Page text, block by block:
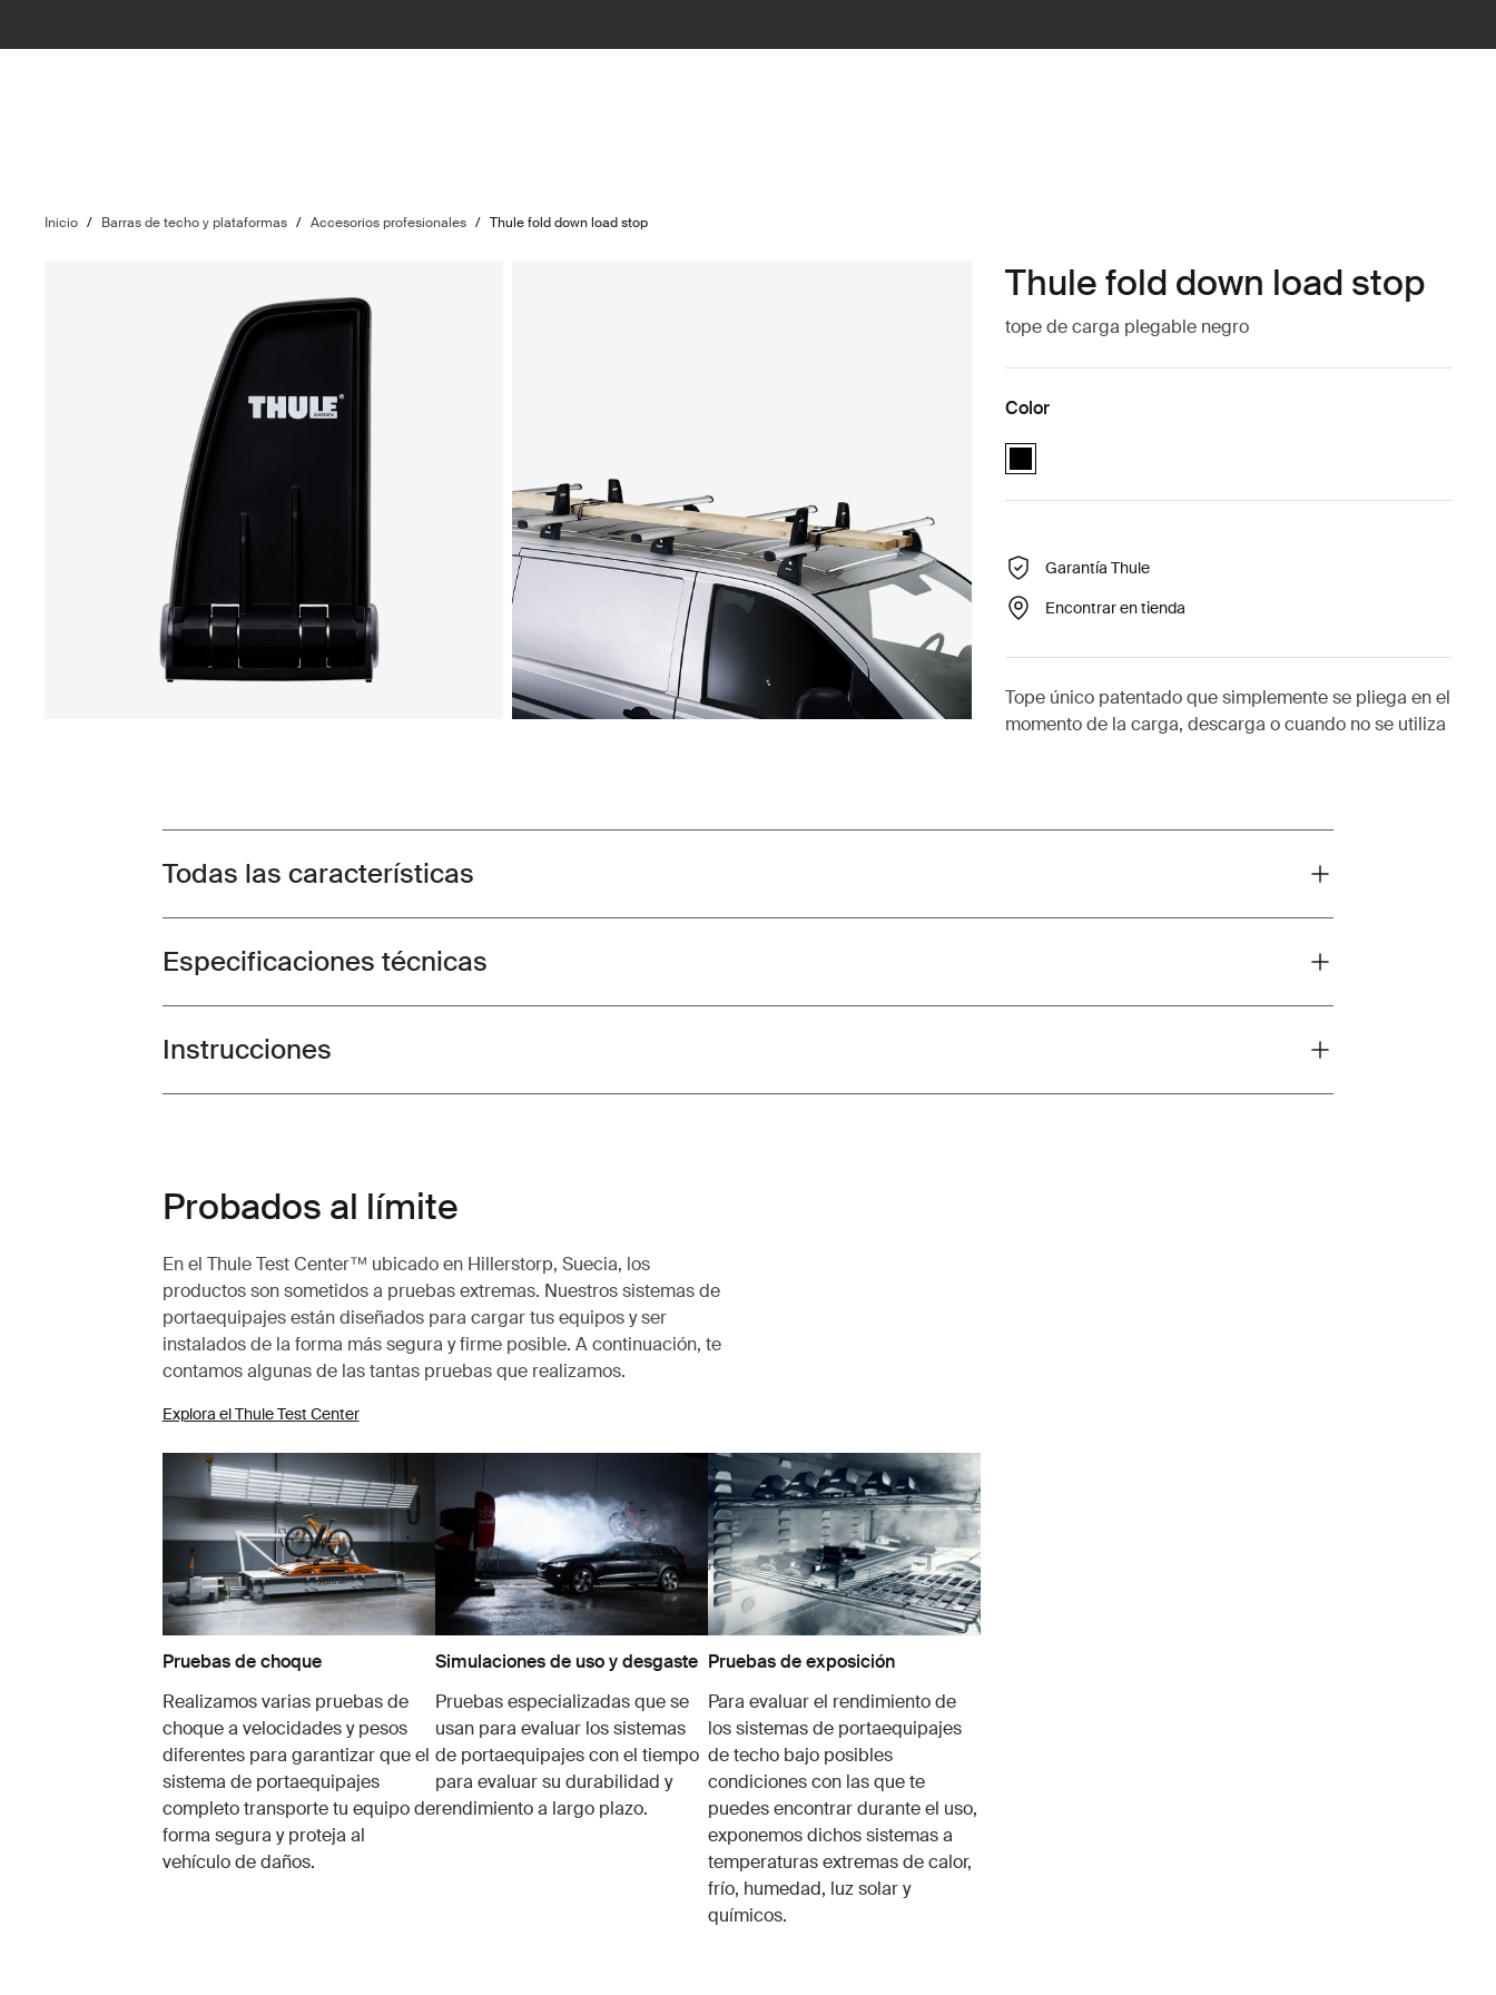
Inicio / Barras de techo y plataformas / Accesorios profesionales / Thule fold down load stop
Thule fold down load stop
tope de carga plegable negro
Color
Thule fold down load stop Negro (selected)
Garantía Thule
Encontrar en tienda
Tope único patentado que simplemente se pliega en el
momento de la carga, descarga o cuando no se utiliza
Toggle features
Todas las características
Toggle techspec
Especificaciones técnicas
Toggle guides and instructions
Instrucciones
Probados al límite
En el Thule Test Center™ ubicado en Hillerstorp, Suecia, los
productos son sometidos a pruebas extremas. Nuestros sistemas de
portaequipajes están diseñados para cargar tus equipos y ser
instalados de la forma más segura y firme posible. A continuación, te
contamos algunas de las tantas pruebas que realizamos.
Explora el Thule Test Center
Pruebas de choque
Realizamos varias pruebas de
choque a velocidades y pesos
diferentes para garantizar que el
sistema de portaequipajes
completo transporte tu equipo de
forma segura y proteja al
vehículo de daños.
Simulaciones de uso y desgaste
Pruebas especializadas que se
usan para evaluar los sistemas
de portaequipajes con el tiempo
para evaluar su durabilidad y
rendimiento a largo plazo.
Pruebas de exposición
Para evaluar el rendimiento de
los sistemas de portaequipajes
de techo bajo posibles
condiciones con las que te
puedes encontrar durante el uso,
exponemos dichos sistemas a
temperaturas extremas de calor,
frío, humedad, luz solar y
químicos.